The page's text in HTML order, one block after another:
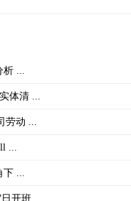
...
体清 ...
劳动 ...
...
...
开班 ...